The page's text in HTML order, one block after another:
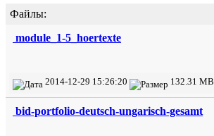
Файлы:
module_1-5_hoertexte
2014-12-29 15:26:20 132.31 MB
bid-portfolio-deutsch-ungarisch-gesamt